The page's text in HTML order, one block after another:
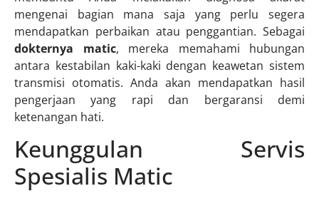
mengenai bagian mana saja yang perlu segera
mendapatkan perbaikan atau penggantian. Sebagai
dokternya matic, mereka memahami hubungan
antara kestabilan kaki-kaki dengan keawetan sistem
transmisi otomatis. Anda akan mendapatkan hasil
pengerjaan yang rapi dan bergaransi demi
ketenangan hati.
Keunggulan Servis
Spesialis Matic